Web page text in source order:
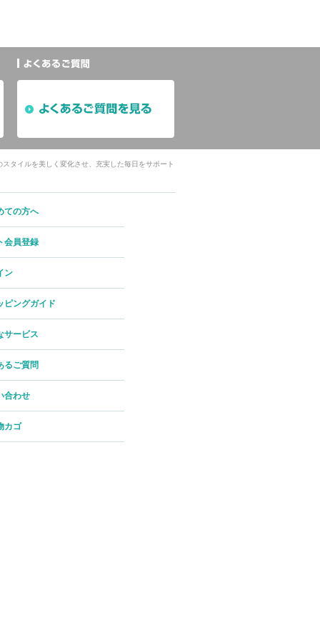
タイルを美しく変化させ、充実した毎日をサポート
ての方へ
会員登録
ン
ピングガイド
サービス
るご質問
合わせ
カゴ